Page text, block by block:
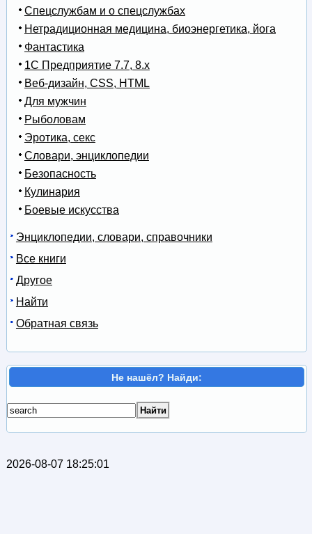
Спецслужбам и о спецслужбах
Нетрадиционная медицина, биоэнергетика, йога
Фантастика
1С Предприятие 7.7, 8.x
Веб-дизайн, CSS, HTML
Для мужчин
Рыболовам
Эротика, секс
Словари, энциклопедии
Безопасность
Кулинария
Боевые искусства
Энциклопедии, словари, справочники
Все книги
Другое
Найти
Обратная связь
Не нашёл? Найди:
2026-08-07 18:25:01